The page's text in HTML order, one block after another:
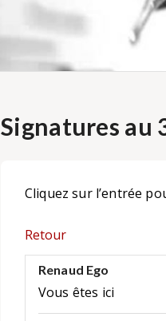
Signatures au
Cliquez sur l’entrée
Retour
Renaud Ego
Vous êtes ici